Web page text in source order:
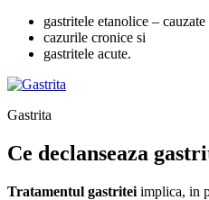
gastritele etanolice –
cazurile cronice si
gastritele acute.
Gastrita
Ce declanseaza
Tratamentul gastritei implica, in